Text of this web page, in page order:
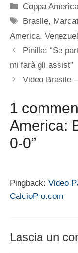
Categorie
Coppa America
Tag
Brasile,
America,
Pinilla: “Se
mi farà gli assist”
Video Brasile
1
America:
0-0”
Pingback: Video
CalcioPro.com
Lascia un